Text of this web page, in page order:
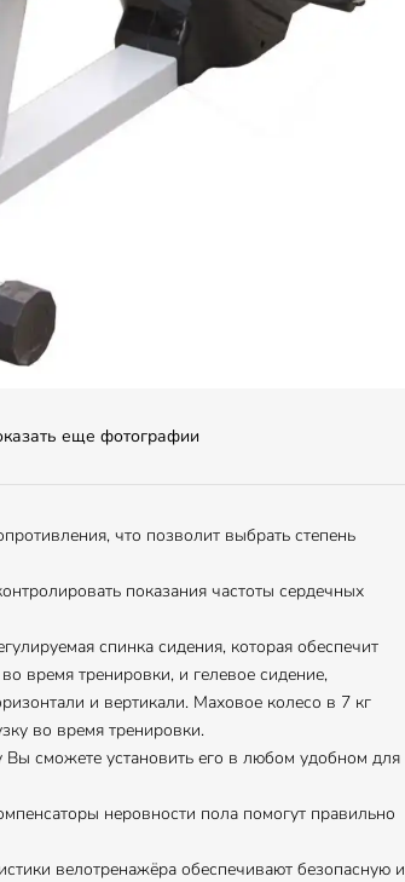
еще фотографии
что позволит выбрать степень
показания частоты сердечных
спинка сидения, которая обеспечит
время тренировки, и гелевое сидение,
и вертикали. Маховое колесо в 7 кг
во время тренировки.
Вы сможете установить его в любом удобном для
неровности пола помогут правильно
велотренажёра обеспечивают безопасную и